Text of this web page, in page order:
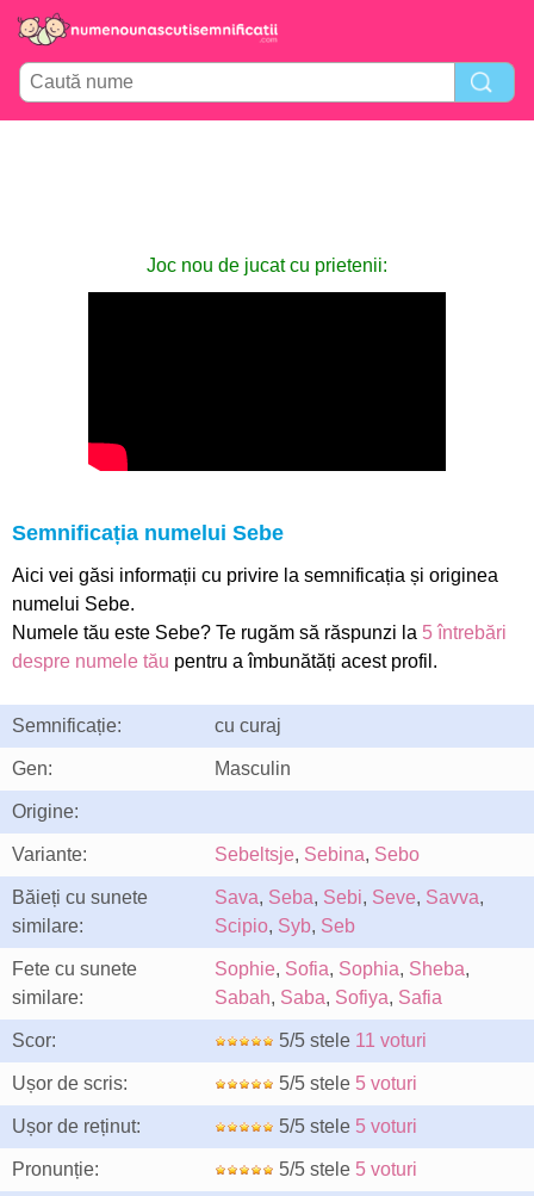
Joc nou de jucat cu prietenii:
Semnificația numelui Sebe
Aici vei găsi informații cu privire la semnificația și originea
numelui Sebe.
Numele tău este Sebe? Te rugăm să răspunzi la 5 întrebări
despre numele tău pentru a îmbunătăți acest profil.
Semnificație: cu curaj
Gen: Masculin
Origine:
Variante: Sebeltsje, Sebina, Sebo
Băieți cu sunete
similare:
Sava, Seba, Sebi, Seve, Savva,
Scipio, Syb, Seb
Fete cu sunete
similare:
Sophie, Sofia, Sophia, Sheba,
Sabah, Saba, Sofiya, Safia
Scor: 5/5 stele 11 voturi
Ușor de scris: 5/5 stele 5 voturi
Ușor de reținut: 5/5 stele 5 voturi
Pronunție: 5/5 stele 5 voturi